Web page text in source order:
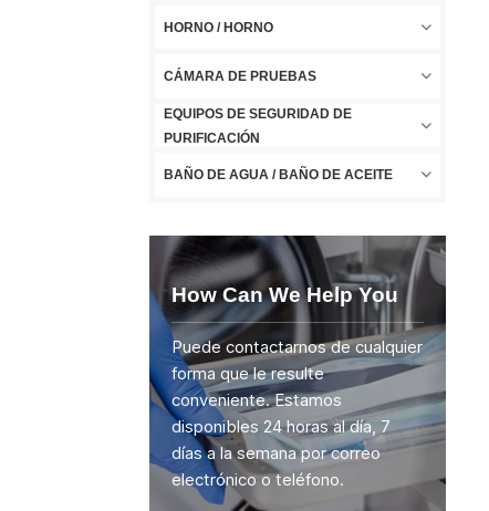
HORNO / HORNO
CÁMARA DE PRUEBAS
EQUIPOS DE SEGURIDAD DE
PURIFICACIÓN
BAÑO DE AGUA / BAÑO DE ACEITE
How Can We Help You
Puede contactarnos de cualquier
forma que le resulte
conveniente. Estamos
disponibles 24 horas al día, 7
días a la semana por correo
electrónico o teléfono.